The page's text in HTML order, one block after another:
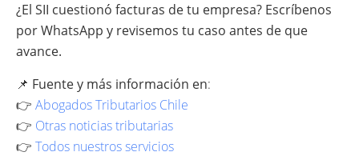
¿El SII cuestionó facturas de tu empresa? Escríbenos
por WhatsApp y revisemos tu caso antes de que
avance.
📌 Fuente y más información en:
👉 Abogados Tributarios Chile
👉 Otras noticias tributarias
👉 Todos nuestros servicios